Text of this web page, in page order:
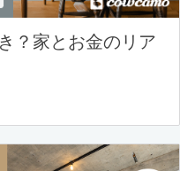
？家とお金のリア